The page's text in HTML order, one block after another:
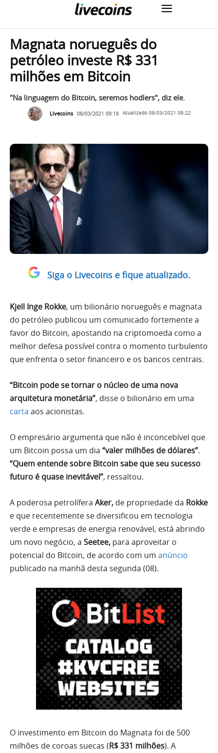
Magnata norueguês do
petróleo investe R$ 331
milhões em Bitcoin
"Na linguagem do Bitcoin, seremos hodlers", diz ele.
Livecoins 08/03/2021 09:18 Atualizado 08/03/2021 09:22
Siga o Livecoins e fique atualizado.
Kjell Inge Rokke, um bilionário norueguês e magnata
do petróleo publicou um comunicado fortemente a
favor do Bitcoin, apostando na criptomoeda como a
melhor defesa possível contra o momento turbulento
que enfrenta o setor financeiro e os bancos centrais.
“Bitcoin pode se tornar o núcleo de uma nova
arquitetura monetária”, disse o bilionário em uma
carta aos acionistas.
O empresário argumenta que não é inconcebível que
um Bitcoin possa um dia “valer milhões de dólares”.
“Quem entende sobre Bitcoin sabe que seu sucesso
futuro é quase inevitável”, ressaltou.
A poderosa petrolífera Aker, de propriedade da Rokke
e que recentemente se diversificou em tecnologia
verde e empresas de energia renovável, está abrindo
um novo negócio, a Seetee, para aproveitar o
potencial do Bitcoin, de acordo com um anúncio
publicado na manhã desta segunda (08).
O investimento em Bitcoin do Magnata foi de 500
milhões de coroas suecas (R$ 331 milhões). A